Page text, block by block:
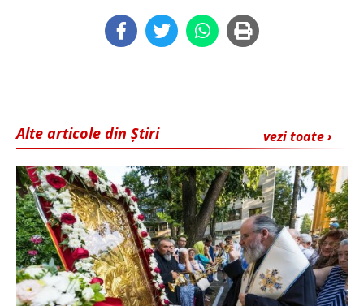
vezi toate ›
Alte articole din Știri